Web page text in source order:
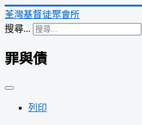
荃灣基督徒聚會所
搜尋...
罪與債
列印